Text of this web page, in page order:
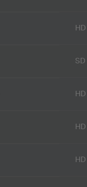
HD
SD
HD
HD
HD